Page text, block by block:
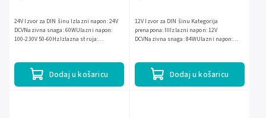
Dodaj u košaricu
24V Izvor za DIN šinu Izlazni napon: 24V
DCVNazivna snaga: 60WUlazni napon:
100-230V 50-60HzIzlazna struja:
Dodaj u košaricu
12V Izvor za DIN šinu Kategorija
prenapona: IIIIzlazni napon: 12V
DCVNazivna snaga: 84WUlazni napon: